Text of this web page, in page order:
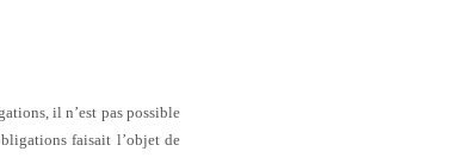
il n’est pas possible
faisait l’objet de